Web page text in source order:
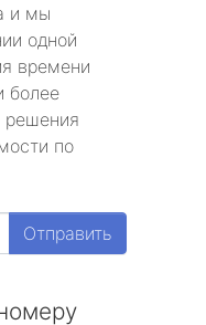
и мы
одной
времени
более
решения
по
Отправить